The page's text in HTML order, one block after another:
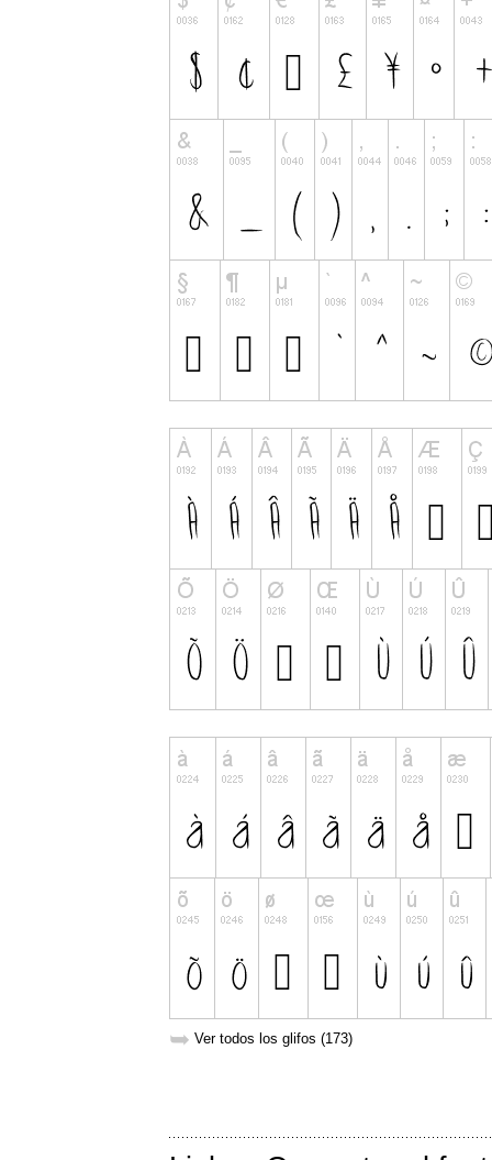
➥ Ver todos los glifos (173)